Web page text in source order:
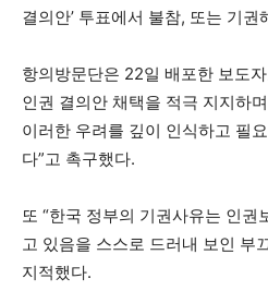
결의안’ 투표에서 불참, 또는 기권
항의방문단은 22일 배포한 보도
인권 결의안 채택을 적극 지지하
이러한 우려를 깊이 인식하고 필
다”고 촉구했다.
또 “한국 정부의 기권사유는 인권
고 있음을 스스로 드러내 보인 부
지적했다.